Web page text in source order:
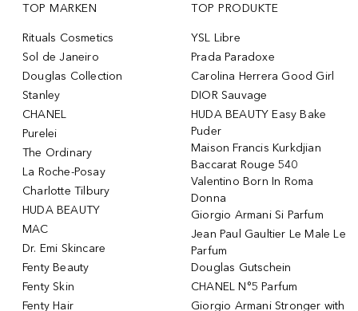
TOP MARKEN
Rituals Cosmetics
Sol de Janeiro
Douglas Collection
Stanley
CHANEL
Purelei
The Ordinary
La Roche-Posay
Charlotte Tilbury
HUDA BEAUTY
MAC
Dr. Emi Skincare
Fenty Beauty
Fenty Skin
Fenty Hair
TOP PRODUKTE
YSL Libre
Prada Paradoxe
Carolina Herrera Good Girl
DIOR Sauvage
HUDA BEAUTY Easy Bake
Puder
Maison Francis Kurkdjian
Baccarat Rouge 540
Valentino Born In Roma
Donna
Giorgio Armani Si Parfum
Jean Paul Gaultier Le Male Le
Parfum
Douglas Gutschein
CHANEL N°5 Parfum
Giorgio Armani Stronger with